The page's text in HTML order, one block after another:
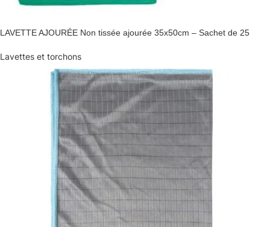
LAVETTE AJOURÉE Non tissée ajourée 35x50cm – Sachet de 25
Lavettes et torchons